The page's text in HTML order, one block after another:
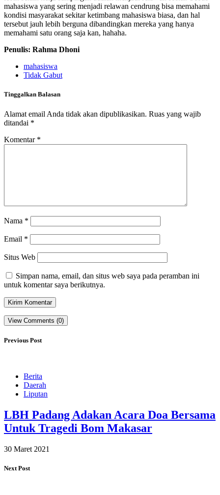
mahasiswa yang sering menjadi relawan cendrung bisa memahami
kondisi masyarakat sekitar ketimbang mahasiswa biasa, dan hal
tersebut jauh lebih berguna dibandingkan mereka yang hanya
memahami satu orang saja kan, hahaha.
Penulis: Rahma Dhoni
mahasiswa
Tidak Gabut
Tinggalkan Balasan
Alamat email Anda tidak akan dipublikasikan. Ruas yang wajib
ditandai *
Komentar *
Nama *
Email *
Situs Web
Simpan nama, email, dan situs web saya pada peramban ini
untuk komentar saya berikutnya.
View Comments (0)
Previous Post
Berita
Daerah
Liputan
LBH Padang Adakan Acara Doa Bersama
Untuk Tragedi Bom Makasar
30 Maret 2021
Next Post